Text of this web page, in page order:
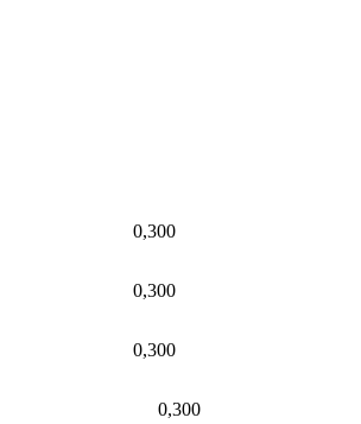
0,300
0,300
0,300
0,300